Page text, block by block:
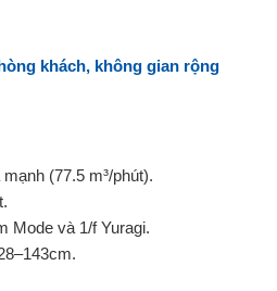
khách, không gian rộng
(77.5 m³/phút).
Mode và 1/f Yuragi.